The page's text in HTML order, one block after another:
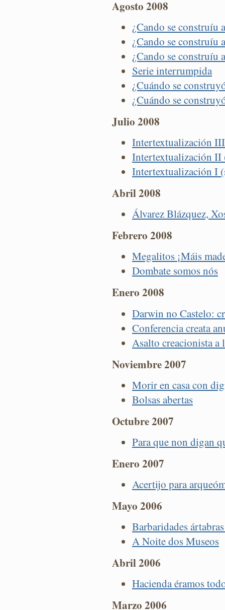
Agosto 2008
¿Cando se construíu
¿Cando se construíu
¿Cando se construíu
Serie interrumpida
¿Cuándo se
¿Cuándo se
Julio 2008
Intertextualización
Intertextualización II
Intertextualización I
Abril 2008
Álvarez Blázquez,
Febrero 2008
Megalitos ¡Máis
Dombate somos nós
Enero 2008
Darwin no Castelo:
Conferencia creata
Asalto creacionista a
Noviembre 2007
Morir en casa con
Bolsas abertas
Octubre 2007
Para que non digan
Enero 2007
Acertijo para
Mayo 2006
Barbaridades
A Noite dos Museos
Abril 2006
Hacienda éramos
Marzo 2006